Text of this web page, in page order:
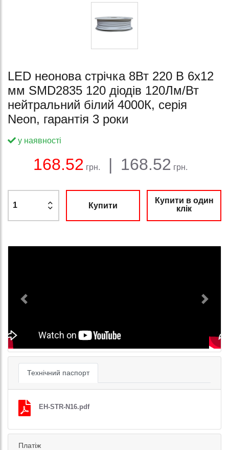
LED неонова стрічка 8Вт 220 В 6х12
мм SMD2835 120 діодів 120Лм/Вт
нейтральний білий 4000К, серія
Neon, гарантія 3 роки
Баланс:
у наявності
168.52 грн. | 168.52 грн.
Купити
Купити в один
клік
Previous Next
Технічний паспорт
EH-STR-N16.pdf
Платіж